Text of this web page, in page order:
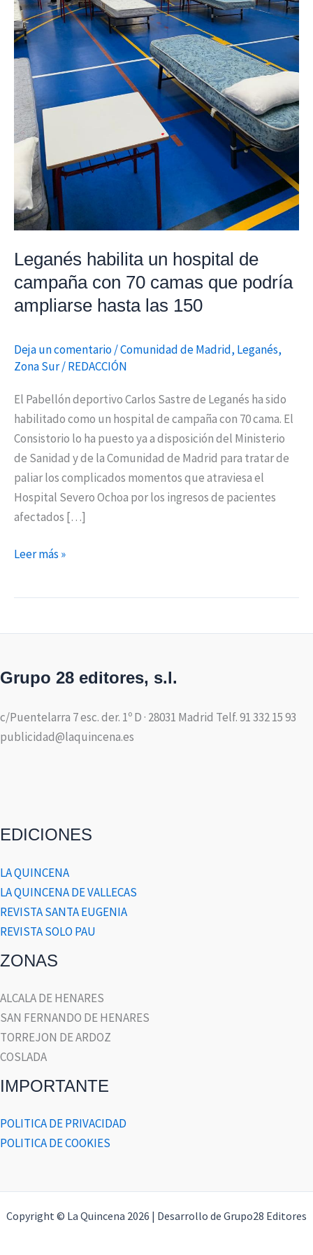
Leganés habilita un hospital de
campaña con 70 camas que podría
ampliarse hasta las 150
Deja un comentario/Comunidad de Madrid, Leganés,
Zona Sur/REDACCIÓN
El Pabellón deportivo Carlos Sastre de Leganés ha sido
habilitado como un hospital de campaña con 70 cama. El
Consistorio lo ha puesto ya a disposición del Ministerio
de Sanidad y de la Comunidad de Madrid para tratar de
paliar los complicados momentos que atraviesa el
Hospital Severo Ochoa por los ingresos de pacientes
afectados […]
camas
que
podría
ampliarse
hasta
las
150
Leer más »
Grupo 28 editores, s.l.
c/Puentelarra 7 esc. der. 1º D · 28031 Madrid Telf. 91 332 15 93
publicidad@laquincena.es
EDICIONES
LA QUINCENA
LA QUINCENA DE VALLECAS
REVISTA SANTA EUGENIA
REVISTA SOLO PAU
ZONAS
ALCALA DE HENARES
SAN FERNANDO DE HENARES
TORREJON DE ARDOZ
COSLADA
IMPORTANTE
POLITICA DE PRIVACIDAD
POLITICA DE COOKIES
Copyright © La Quincena 2026 | Desarrollo de Grupo28 Editores